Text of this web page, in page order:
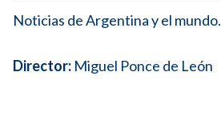
Noticias de Argentina y el mundo.
Director: Miguel Ponce de León